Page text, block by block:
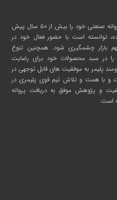
که پروانه صنعتی خود را بیش از ۵۰ سال پیش
توانسته است با حضور فعال خود در
بازار چشمگیری شود. همچنین تنوع
را در سبد محصولات خود برای رضایت
پلیمر به موفقیت های قابل توجهی در
و با همت و تلاش تیم قوی پلیمری در
و پژوهش موفق به دریافت پروانه
است.